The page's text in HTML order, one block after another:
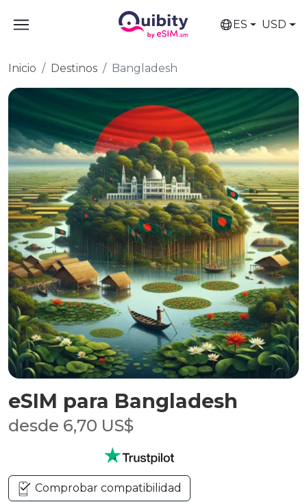
ES USD
Inicio Destinos Bangladesh
eSIM para Bangladesh
desde 6,70 US$
Comprobar compatibilidad